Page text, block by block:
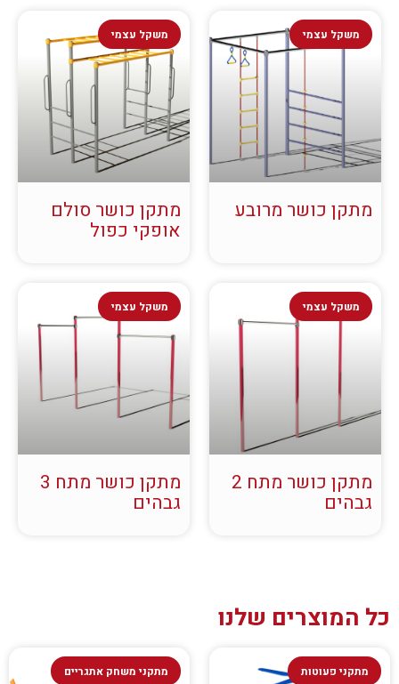
משקל עצמי
מתקן כושר מרובע
משקל עצמי
מתקן כושר סולם
אופקי כפול
משקל עצמי
מתקן כושר מתח 2
גבהים
משקל עצמי
מתקן כושר מתח 3
גבהים
כל המוצרים שלנו
מתקני פעוטות מתקני משחק אתגריים